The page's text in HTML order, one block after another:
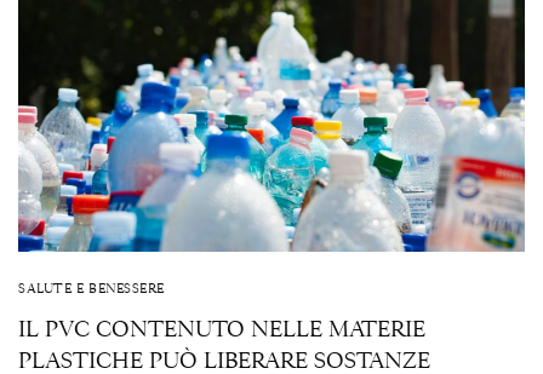
SALUTE E BENESSERE
IL PVC CONTENUTO NELLE MATERIE
PLASTICHE PUÒ LIBERARE SOSTANZE